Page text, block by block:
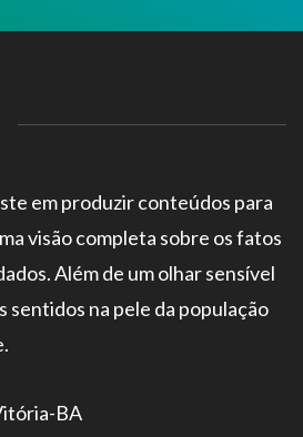
em produzir conteúdos para
visão completa sobre os fatos
Além de um olhar sensível
sentidos na pele da população
BA